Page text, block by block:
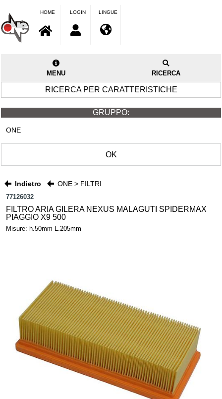
HOME LOGIN LINGUE
MENU RICERCA
RICERCA PER CARATTERISTICHE
GRUPPO:
ONE
OK
Indietro ONE > FILTRI
77126032
FILTRO ARIA GILERA NEXUS MALAGUTI SPIDERMAX
PIAGGIO X9 500
Misure: h.50mm L.205mm